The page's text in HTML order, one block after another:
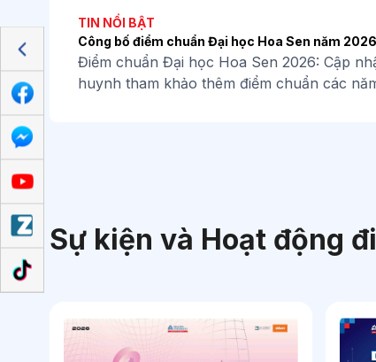
TIN NỔI BẬT
Công bố điểm chuẩn Đại học Hoa Sen năm 2026
Điểm chuẩn Đại học Hoa Sen 2026: Cập
huynh tham khảo thêm điểm chuẩn các
Sự kiện và Hoạt động